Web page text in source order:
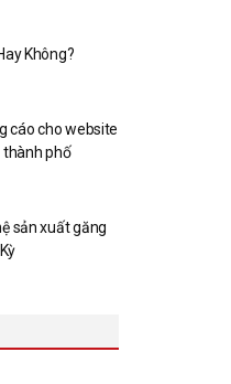
Không?
cáo cho website
thành phố
sản xuất găng